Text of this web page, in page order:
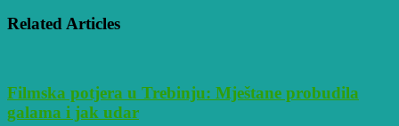
Related Articles
Filmska potjera u Trebinju: Mještane probudila
galama i jak udar